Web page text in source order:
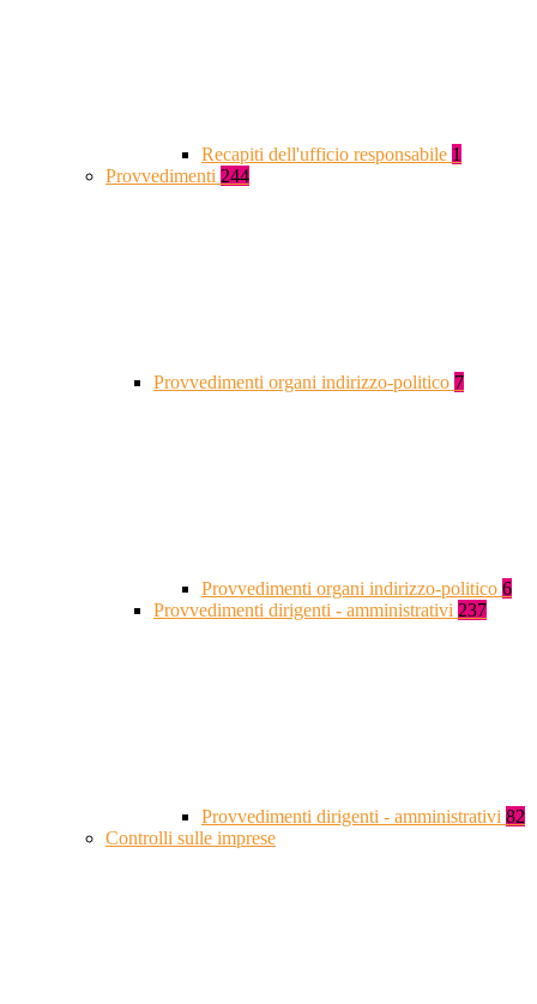
Recapiti dell'ufficio responsabile 1
Provvedimenti 244
Provvedimenti organi indirizzo-politico 7
Provvedimenti organi indirizzo-politico 6
Provvedimenti dirigenti - amministrativi 237
Provvedimenti dirigenti - amministrativi 82
Controlli sulle imprese